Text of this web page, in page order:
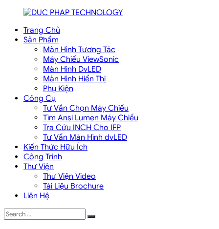
content
DUC
TECHNOLOGY
Trang Chủ
Sản Phẩm
Màn Hình Tương Tác
Máy Chiếu ViewSonic
Màn Hình DvLED
Màn Hình Hiển Thị
Phụ Kiện
Công Cụ
Tư Vấn Chọn Máy Chiếu
Tìm Ansi Lumen Máy Chiếu
Tra Cứu INCH Cho IFP
Tư Vấn Màn Hình dvLED
Kiến Thức Hữu Ích
Công Trình
Thư Viện
Thư Viện Video
Tài Liệu Brochure
Liên Hệ
Search
for:
Search